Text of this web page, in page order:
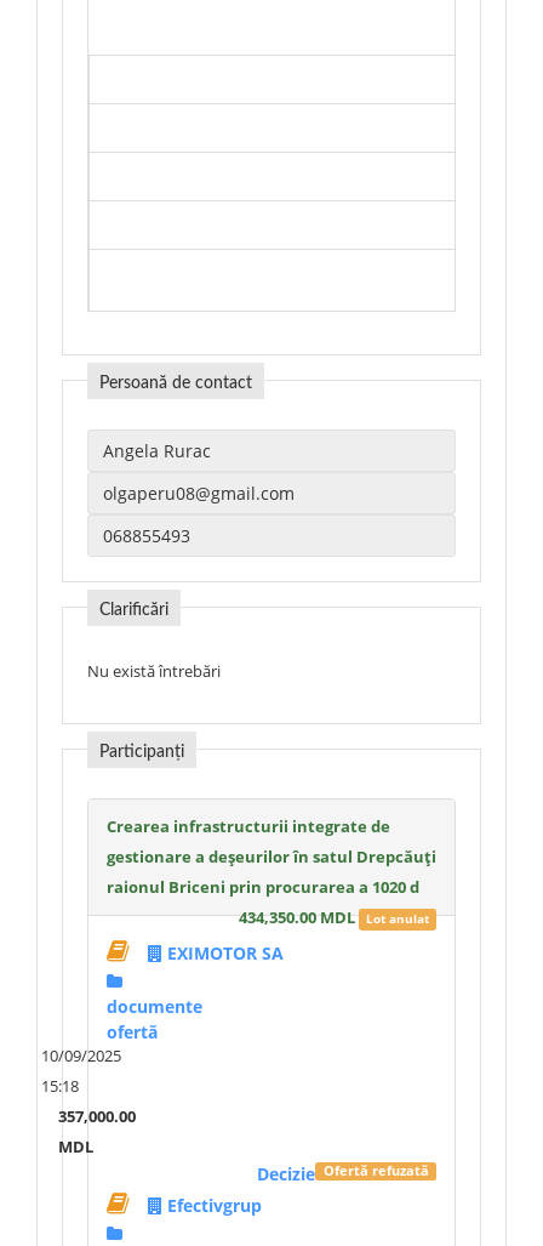
Persoană de contact
Clarificări
Nu există întrebări
Participanți
Crearea infrastructurii integrate de
gestionare a deșeurilor în satul Drepcăuți
raionul Briceni prin procurarea a 1020 d
434,350.00 MDL Lot anulat
EXIMOTOR SA
documente
ofertă
10/09/2025
15:18
357,000.00
MDL
Ofertă refuzată
Decizie
Efectivgrup